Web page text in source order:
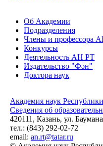
Об Академии
Подразделения
Члены и профессора
Конкурсы
Деятельность АН РТ
Издательство "Фән"
Доктора наук
Академия наук
Сведения об
420111, Казань, ул.
тел.: (843) 292-02-72
email: an.rt@tatar.ru